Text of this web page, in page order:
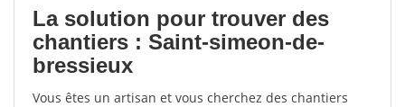
La solution pour trouver des
chantiers : Saint-simeon-de-
bressieux
Vous êtes un artisan et vous cherchez des chantiers